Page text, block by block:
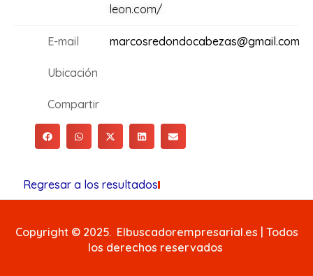
leon.com/
E-mail marcosredondocabezas@gmail.com
Ubicación
Compartir
Regresar a los resultados
Copyright © 2025. Elbuscadorempresarial.es | Todos
los derechos reservados